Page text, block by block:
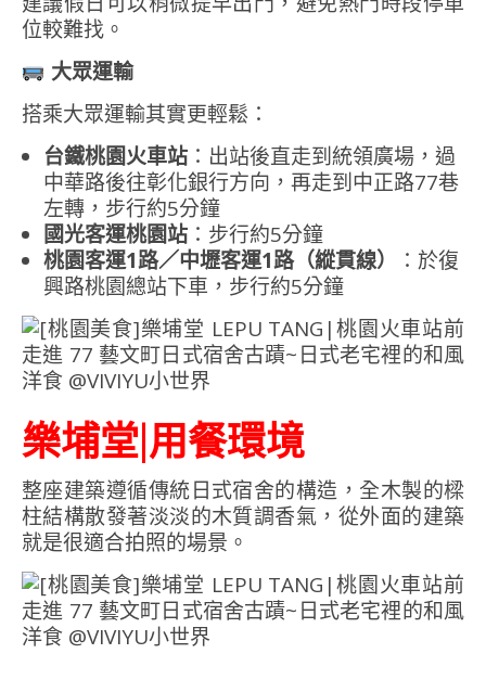
位較難找。
大眾運輸
搭乘大眾運輸其實更輕鬆：
台鐵桃園火車站 ：出站後直走到統領廣場，過
中華路後往彰化銀行方向，再走到中正路77巷
左轉，步行約5分鐘
國光客運桃園站 ：步行約5分鐘
桃園客運1路／中壢客運1路（縱貫線）
：於復
興路桃園總站下車，步行約5分鐘
樂埔堂|用餐環境
整座建築遵循傳統日式宿舍的構造，全木製的樑
柱結構散發著淡淡的木質調香氣，從外面的建築
就是很適合拍照的場景。